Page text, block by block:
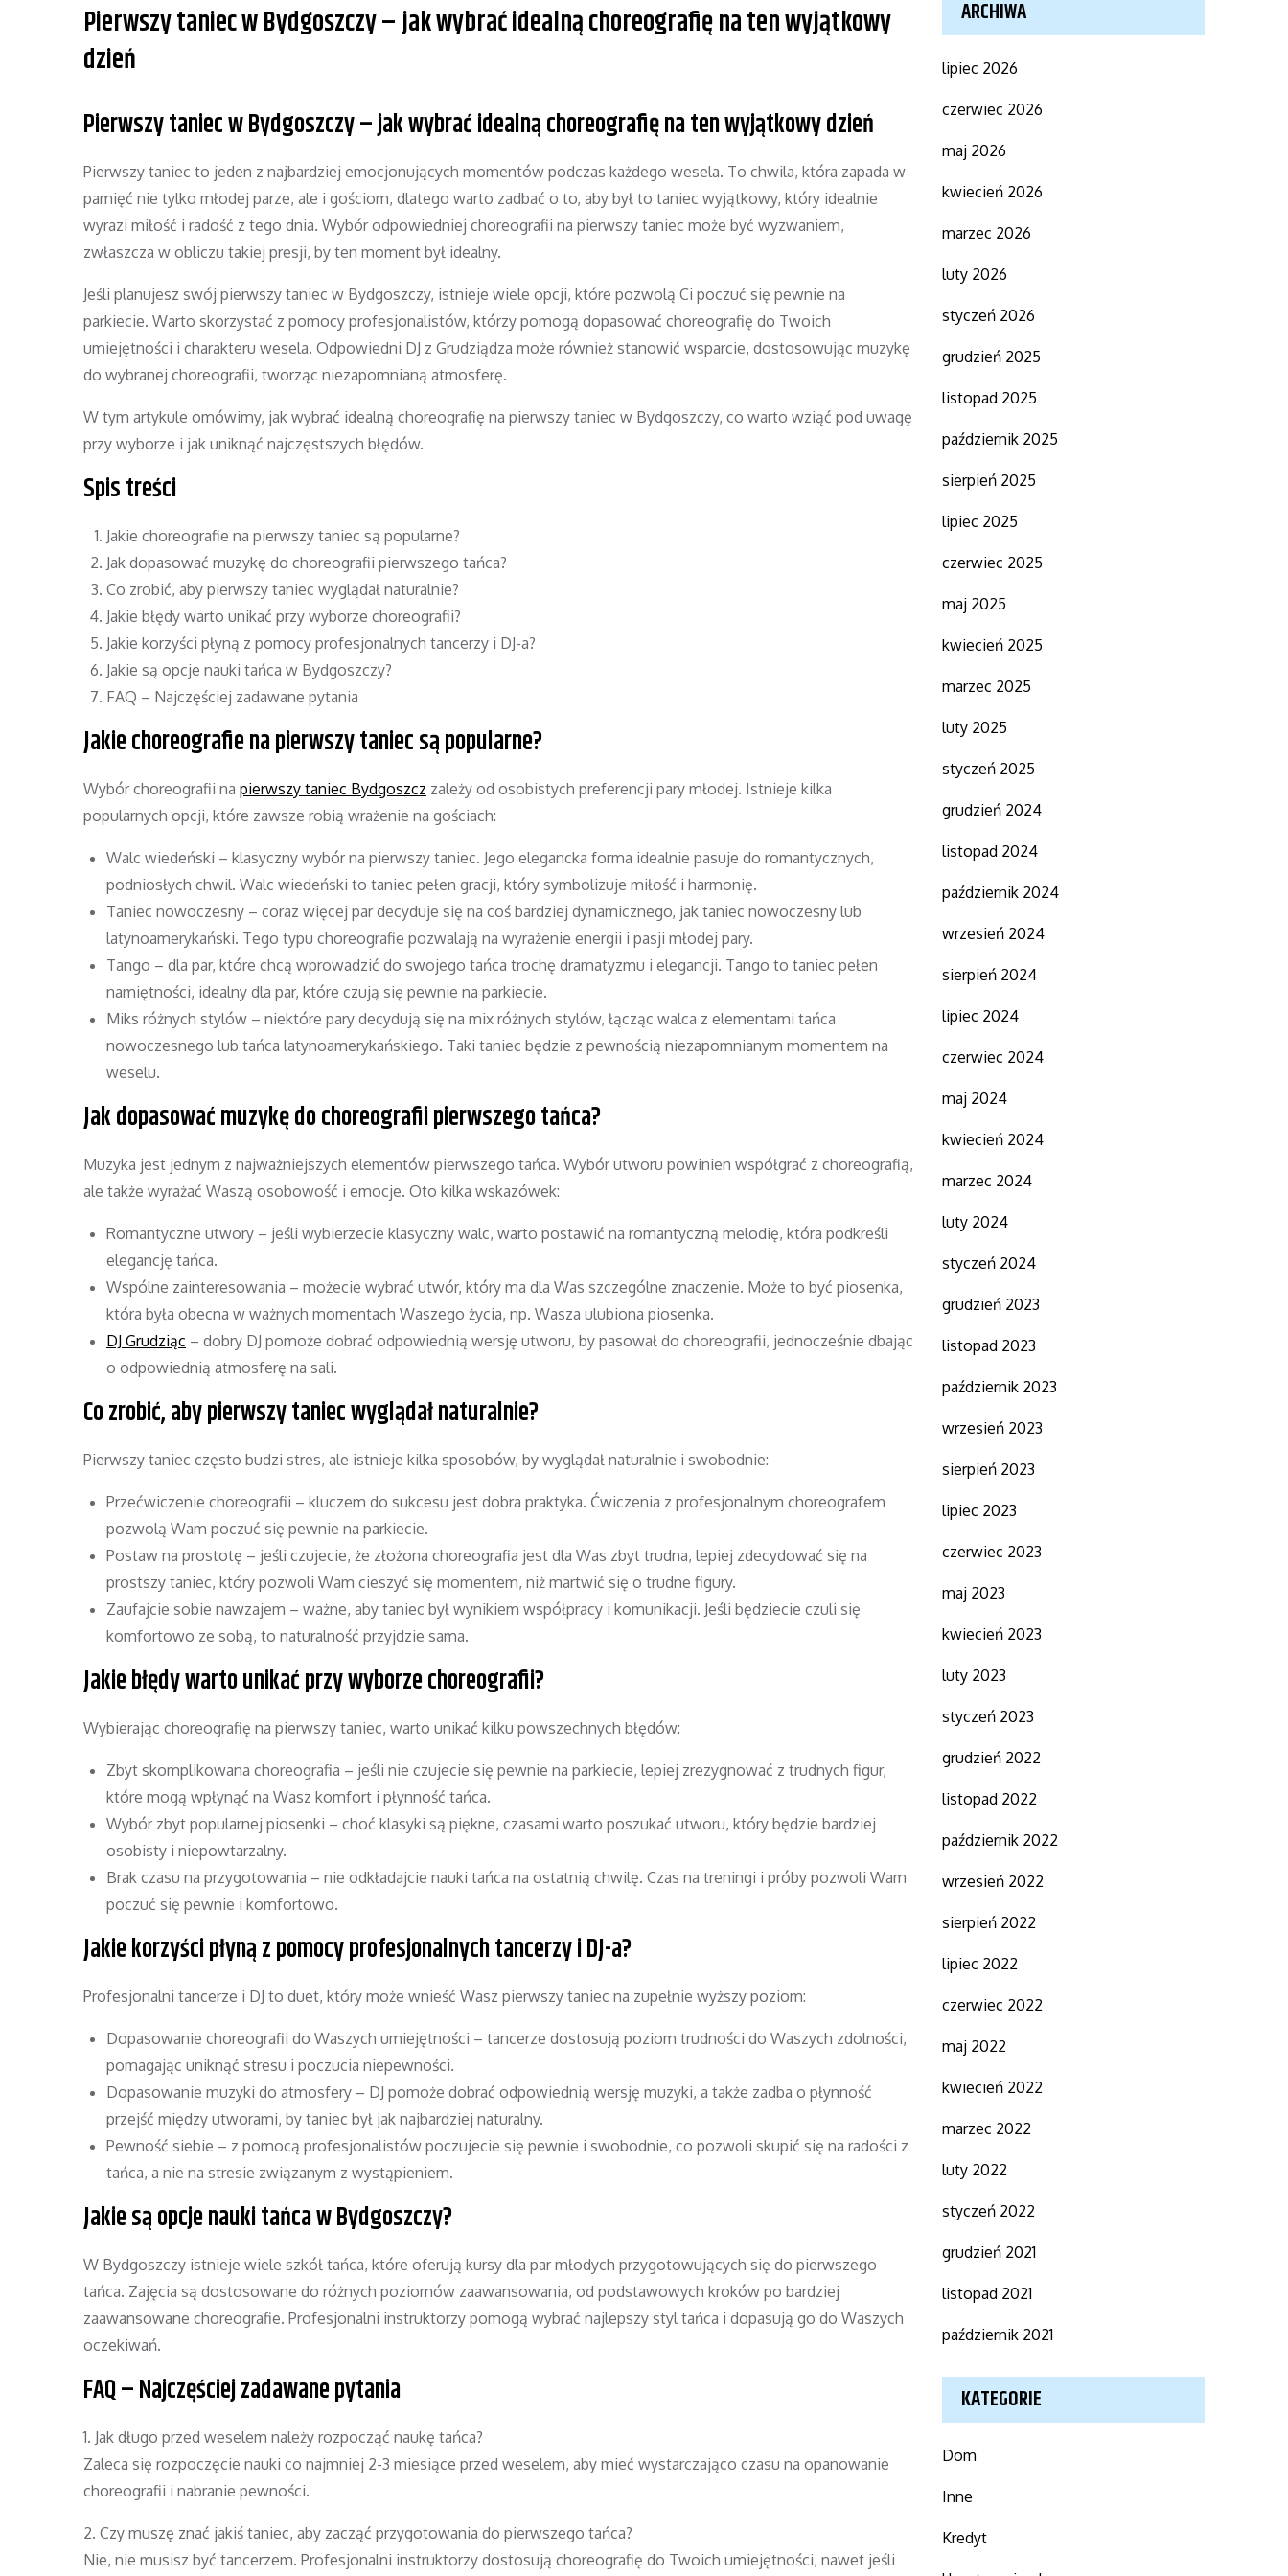
Pierwszy taniec w Bydgoszczy – jak wybrać idealną choreografię na ten wyjątkowy
dzień
Pierwszy taniec w Bydgoszczy – jak wybrać idealną choreografię na ten wyjątkowy dzień
Pierwszy taniec to jeden z najbardziej emocjonujących momentów podczas każdego wesela. To chwila, która zapada w
pamięć nie tylko młodej parze, ale i gościom, dlatego warto zadbać o to, aby był to taniec wyjątkowy, który idealnie
wyrazi miłość i radość z tego dnia. Wybór odpowiedniej choreografii na pierwszy taniec może być wyzwaniem,
zwłaszcza w obliczu takiej presji, by ten moment był idealny.
Jeśli planujesz swój pierwszy taniec w Bydgoszczy, istnieje wiele opcji, które pozwolą Ci poczuć się pewnie na
parkiecie. Warto skorzystać z pomocy profesjonalistów, którzy pomogą dopasować choreografię do Twoich
umiejętności i charakteru wesela. Odpowiedni DJ z Grudziądza może również stanowić wsparcie, dostosowując muzykę
do wybranej choreografii, tworząc niezapomnianą atmosferę.
W tym artykule omówimy, jak wybrać idealną choreografię na pierwszy taniec w Bydgoszczy, co warto wziąć pod uwagę
przy wyborze i jak uniknąć najczęstszych błędów.
Spis treści
Jakie choreografie na pierwszy taniec są popularne?
Jak dopasować muzykę do choreografii pierwszego tańca?
Co zrobić, aby pierwszy taniec wyglądał naturalnie?
Jakie błędy warto unikać przy wyborze choreografii?
Jakie korzyści płyną z pomocy profesjonalnych tancerzy i DJ-a?
Jakie są opcje nauki tańca w Bydgoszczy?
FAQ – Najczęściej zadawane pytania
Jakie choreografie na pierwszy taniec są popularne?
Wybór choreografii na pierwszy taniec Bydgoszcz zależy od osobistych preferencji pary młodej. Istnieje kilka
popularnych opcji, które zawsze robią wrażenie na gościach:
Walc wiedeński – klasyczny wybór na pierwszy taniec. Jego elegancka forma idealnie pasuje do romantycznych,
podniosłych chwil. Walc wiedeński to taniec pełen gracji, który symbolizuje miłość i harmonię.
Taniec nowoczesny – coraz więcej par decyduje się na coś bardziej dynamicznego, jak taniec nowoczesny lub
latynoamerykański. Tego typu choreografie pozwalają na wyrażenie energii i pasji młodej pary.
Tango – dla par, które chcą wprowadzić do swojego tańca trochę dramatyzmu i elegancji. Tango to taniec pełen
namiętności, idealny dla par, które czują się pewnie na parkiecie.
Miks różnych stylów – niektóre pary decydują się na mix różnych stylów, łącząc walca z elementami tańca
nowoczesnego lub tańca latynoamerykańskiego. Taki taniec będzie z pewnością niezapomnianym momentem na
weselu.
Jak dopasować muzykę do choreografii pierwszego tańca?
Muzyka jest jednym z najważniejszych elementów pierwszego tańca. Wybór utworu powinien współgrać z choreografią,
ale także wyrażać Waszą osobowość i emocje. Oto kilka wskazówek:
Romantyczne utwory – jeśli wybierzecie klasyczny walc, warto postawić na romantyczną melodię, która podkreśli
elegancję tańca.
Wspólne zainteresowania – możecie wybrać utwór, który ma dla Was szczególne znaczenie. Może to być piosenka,
która była obecna w ważnych momentach Waszego życia, np. Wasza ulubiona piosenka.
DJ Grudziąc – dobry DJ pomoże dobrać odpowiednią wersję utworu, by pasował do choreografii, jednocześnie dbając
o odpowiednią atmosferę na sali.
Co zrobić, aby pierwszy taniec wyglądał naturalnie?
Pierwszy taniec często budzi stres, ale istnieje kilka sposobów, by wyglądał naturalnie i swobodnie:
Przećwiczenie choreografii – kluczem do sukcesu jest dobra praktyka. Ćwiczenia z profesjonalnym choreografem
pozwolą Wam poczuć się pewnie na parkiecie.
Postaw na prostotę – jeśli czujecie, że złożona choreografia jest dla Was zbyt trudna, lepiej zdecydować się na
prostszy taniec, który pozwoli Wam cieszyć się momentem, niż martwić się o trudne figury.
Zaufajcie sobie nawzajem – ważne, aby taniec był wynikiem współpracy i komunikacji. Jeśli będziecie czuli się
komfortowo ze sobą, to naturalność przyjdzie sama.
Jakie błędy warto unikać przy wyborze choreografii?
Wybierając choreografię na pierwszy taniec, warto unikać kilku powszechnych błędów:
Zbyt skomplikowana choreografia – jeśli nie czujecie się pewnie na parkiecie, lepiej zrezygnować z trudnych figur,
które mogą wpłynąć na Wasz komfort i płynność tańca.
Wybór zbyt popularnej piosenki – choć klasyki są piękne, czasami warto poszukać utworu, który będzie bardziej
osobisty i niepowtarzalny.
Brak czasu na przygotowania – nie odkładajcie nauki tańca na ostatnią chwilę. Czas na treningi i próby pozwoli Wam
poczuć się pewnie i komfortowo.
Jakie korzyści płyną z pomocy profesjonalnych tancerzy i DJ-a?
Profesjonalni tancerze i DJ to duet, który może wnieść Wasz pierwszy taniec na zupełnie wyższy poziom:
Dopasowanie choreografii do Waszych umiejętności – tancerze dostosują poziom trudności do Waszych zdolności,
pomagając uniknąć stresu i poczucia niepewności.
Dopasowanie muzyki do atmosfery – DJ pomoże dobrać odpowiednią wersję muzyki, a także zadba o płynność
przejść między utworami, by taniec był jak najbardziej naturalny.
Pewność siebie – z pomocą profesjonalistów poczujecie się pewnie i swobodnie, co pozwoli skupić się na radości z
tańca, a nie na stresie związanym z wystąpieniem.
Jakie są opcje nauki tańca w Bydgoszczy?
W Bydgoszczy istnieje wiele szkół tańca, które oferują kursy dla par młodych przygotowujących się do pierwszego
tańca. Zajęcia są dostosowane do różnych poziomów zaawansowania, od podstawowych kroków po bardziej
zaawansowane choreografie. Profesjonalni instruktorzy pomogą wybrać najlepszy styl tańca i dopasują go do Waszych
oczekiwań.
FAQ – Najczęściej zadawane pytania
1. Jak długo przed weselem należy rozpocząć naukę tańca?
Zaleca się rozpoczęcie nauki co najmniej 2-3 miesiące przed weselem, aby mieć wystarczająco czasu na opanowanie
choreografii i nabranie pewności.
2. Czy muszę znać jakiś taniec, aby zacząć przygotowania do pierwszego tańca?
Nie, nie musisz być tancerzem. Profesjonalni instruktorzy dostosują choreografię do Twoich umiejętności, nawet jeśli
ARCHIWA
lipiec 2026
czerwiec 2026
maj 2026
kwiecień 2026
marzec 2026
luty 2026
styczeń 2026
grudzień 2025
listopad 2025
październik 2025
sierpień 2025
lipiec 2025
czerwiec 2025
maj 2025
kwiecień 2025
marzec 2025
luty 2025
styczeń 2025
grudzień 2024
listopad 2024
październik 2024
wrzesień 2024
sierpień 2024
lipiec 2024
czerwiec 2024
maj 2024
kwiecień 2024
marzec 2024
luty 2024
styczeń 2024
grudzień 2023
listopad 2023
październik 2023
wrzesień 2023
sierpień 2023
lipiec 2023
czerwiec 2023
maj 2023
kwiecień 2023
luty 2023
styczeń 2023
grudzień 2022
listopad 2022
październik 2022
wrzesień 2022
sierpień 2022
lipiec 2022
czerwiec 2022
maj 2022
kwiecień 2022
marzec 2022
luty 2022
styczeń 2022
grudzień 2021
listopad 2021
październik 2021
KATEGORIE
Dom
Inne
Kredyt